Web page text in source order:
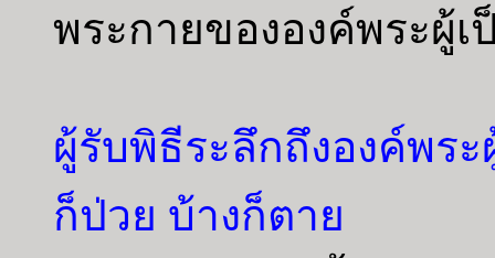
พระกายขององค์พระผู้เ
ผู้รับพิธีระลึกถึงองค์พร
ก็ป่วย บ้างก็ตาย